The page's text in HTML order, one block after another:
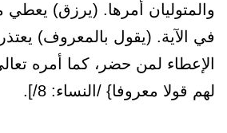
والمتوليان أمرها. (يرزق)
في الآية. (يقول بالمعروف)
الإعطاء لمن حضر، كما أمره
لهم قولا معروفا} /النساء: 8/].